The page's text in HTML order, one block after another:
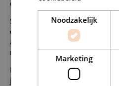
certificaat aanvullen tot het
Sta je juist aan het begin van je
om je werkzaamheden uit te
airco’s of warmtepompen? Dan
nieuwe systeem met de reguliere
In beide gevallen geldt hetzelfde
je wilt niet alleen vandaag aan
Noodzakelijk
Marketing